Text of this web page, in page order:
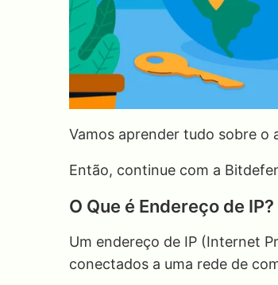
Vamos aprender tudo sobre o
Então, continue com a
O Que é Endereço de IP?
Um endereço de IP (Internet
conectados a uma rede de